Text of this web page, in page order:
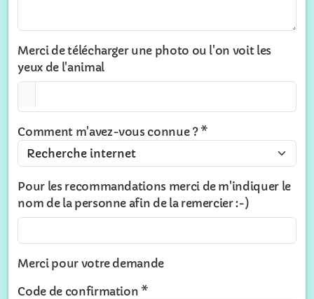
Merci de télécharger une photo ou l'on voit les
yeux de l'animal
Comment m'avez-vous connue ? *
Pour les recommandations merci de m'indiquer le
nom de la personne afin de la remercier :-)
Merci pour votre demande
Code de confirmation *